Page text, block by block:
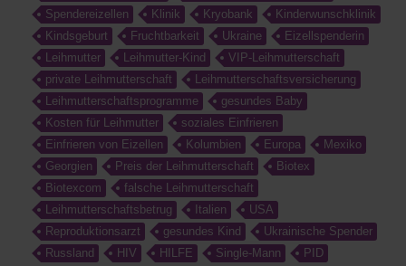
Spendereizellen
Klinik Kryobank
Kinderwunschklinik
Kindsgeburt
Fruchtbarkeit Ukraine
Eizellspenderin
Leihmutter
Leihmutter-Kind
VIP-Leihmutterschaft
private Leihmutterschaft
Leihmutterschaftsversicherung
Leihmutterschaftsprogramme
gesundes Baby
Kosten für Leihmutter
soziales Einfrieren
Einfrieren von Eizellen
Kolumbien Europa
Mexiko
Georgien
Preis der Leihmutterschaft
Biotex
Biotexcom
falsche Leihmutterschaft
Leihmutterschaftsbetrug
Italien
USA
Reproduktionsarzt
gesundes Kind
Ukrainische Spender
Russland
HIV HILFE Single-Mann
PID